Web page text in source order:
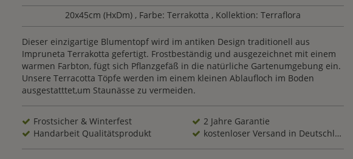
20x45cm (HxDm) , Farbe: Terrakotta , Kollektion: Terraflora
Dieser einzigartige Blumentopf wird im antiken Design traditionell aus
Impruneta Terrakotta gefertigt. Frostbeständig und ausgezeichnet mit einem
warmen Farbton, fügt sich Pflanzgefäß in die natürliche Gartenumgebung ein.
Unsere Terracotta Töpfe werden im einem kleinen Ablaufloch im Boden
ausgestatttet,um Staunässe zu vermeiden.
Frostsicher & Winterfest
2 Jahre Garantie
Handarbeit Qualitätsprodukt
kostenloser Versand in Deutschland